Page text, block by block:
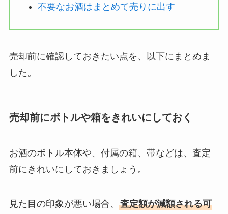
不要なお酒はまとめて売りに出す
売却前に確認しておきたい点を、以下にまとめま
した。
売却前にボトルや箱をきれいにしておく
お酒のボトル本体や、付属の箱、帯などは、査定
前にきれいにしておきましょう。
見た目の印象が悪い場合、 査定額が減額される可